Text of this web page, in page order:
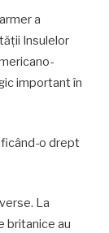
a
Insulelor
important în
o drept
La
britanice au